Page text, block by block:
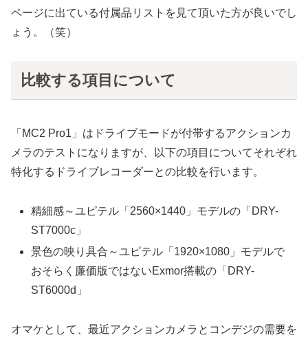
ページに出ている付属品リストを見て頂いた方が良いでし
ょう。（笑）
比較する項目について
「MC2 Pro1」はドライブモードが付帯するアクションカ
メラのテストになりますが、以下の項目についてそれぞれ
特化するドライブレコーダーとの比較を行います。
精細感～ユピテル「2560×1440」モデルの「DRY-
ST7000c」
景色の映り具合～ユピテル「1920×1080」モデルで
おそらく廉価版ではないExmor搭載の「DRY-
ST6000d」
オマケとして、最近アクションカメラとコンデジの需要を